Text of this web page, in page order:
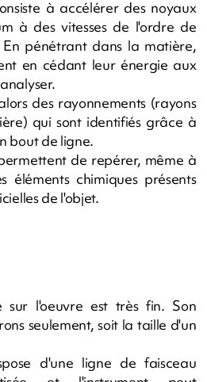
à accélérer des noyaux
à des vitesses de l'ordre de
pénétrant dans la matière,
en cédant leur énergie aux
des rayonnements (rayons
qui sont identifiés grâce à
bout de ligne.
de repérer, même à
éléments chimiques présents
de l'objet.
sur l'oeuvre est très fin. Son
seulement, soit la taille d'un
d'une ligne de faisceau